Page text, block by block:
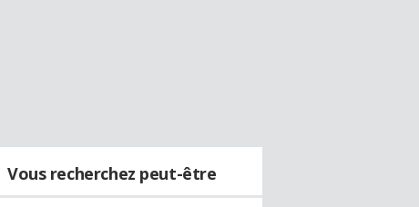
Vous recherchez peut-être